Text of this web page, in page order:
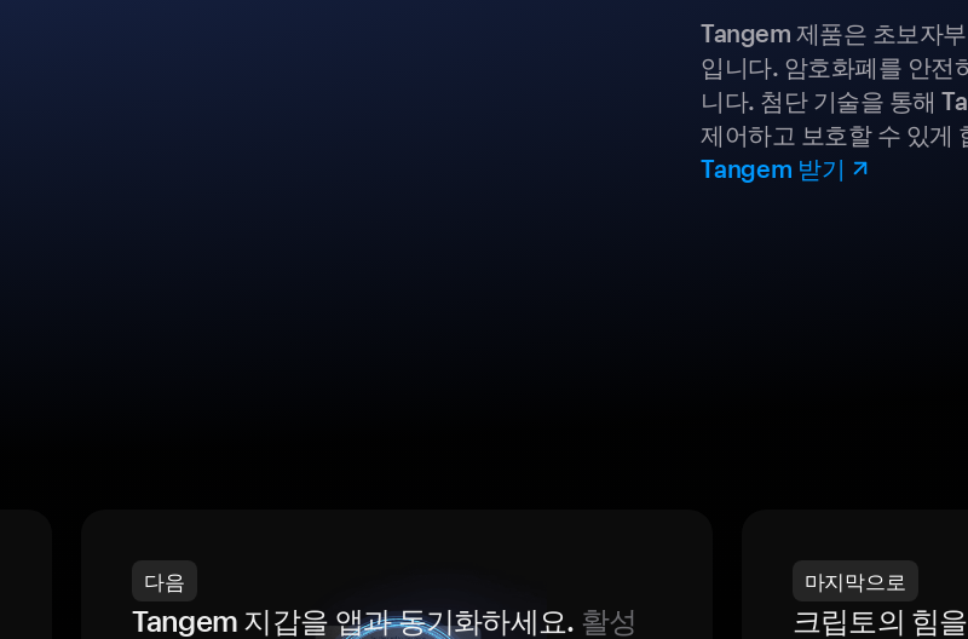
Tangem 제품은 초보자
입니다. 암호화폐를 안전
니다. 첨단 기술을 통해
제어하고 보호할 수 있게
Tangem 받기
다음
Tangem 지갑을 앱과 동기화하세요. 활성
마지막으로
크립토의 힘